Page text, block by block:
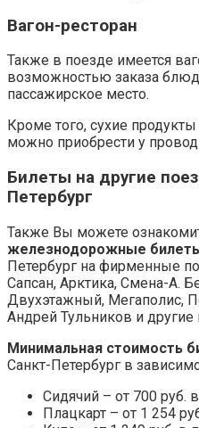
Вагон-ресторан
Также в поезде имеется
возможностью заказа
пассажирское место.
Кроме того, сухие
можно приобрести у
Билеты на другие
Петербург
Также Вы можете
железнодорожные
Петербург на фирменные
Сапсан, Арктика, Смена-А.
Двухэтажный, Мегаполис,
Андрей Тульников и
Минимальная стоимость
Санкт-Петербург в
Сидячий – от 700 руб.
Плацкарт – от 1 254